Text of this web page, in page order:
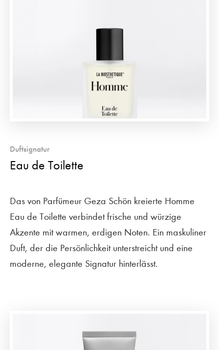
Duftsignatur
Eau de Toilette
Das von Parfümeur Geza Schön kreierte Homme
Eau de Toilette verbindet frische und würzige
Akzente mit warmen, erdigen Noten. Ein maskuliner
Duft, der die Persönlichkeit unterstreicht und eine
moderne, elegante Signatur hinterlässt.